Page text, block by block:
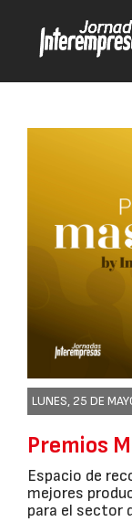
LUNES, 25 DE
Premios
Espacio de
mejores
para el sector